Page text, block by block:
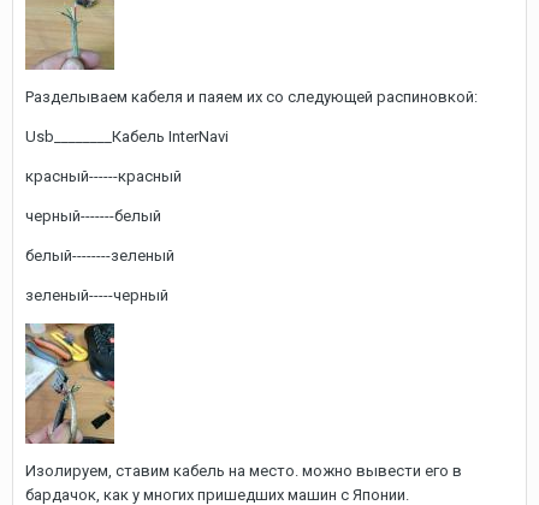
Разделываем кабеля и паяем их со следующей распиновкой:
Usb________Кабель InterNavi
красный------красный
черный-------белый
белый--------зеленый
зеленый-----черный
Изолируем, ставим кабель на место. можно вывести его в
бардачок, как у многих пришедших машин с Японии.